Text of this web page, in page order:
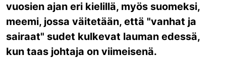
vuosien ajan eri kielillä, myös suomeksi,
meemi, jossa väitetään, että "vanhat ja
sairaat" sudet kulkevat lauman edessä,
kun taas johtaja on viimeisenä.